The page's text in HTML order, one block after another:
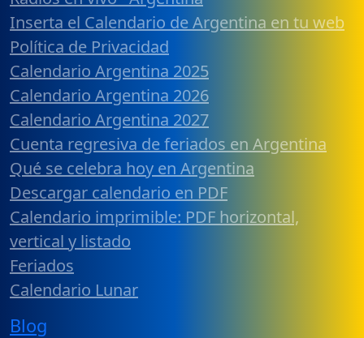
Inserta el Calendario de Argentina en tu web
Política de Privacidad
Calendario Argentina 2025
Calendario Argentina 2026
Calendario Argentina 2027
Cuenta regresiva de feriados en Argentina
Qué se celebra hoy en Argentina
Descargar calendario en PDF
Calendario imprimible: PDF horizontal,
vertical y listado
Feriados
Calendario Lunar
Blog